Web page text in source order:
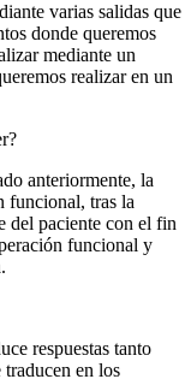
varias salidas que
donde queremos
mediante un
realizar en un
anteriormente, la
funcional, tras la
del paciente con el fin
funcional y
respuestas tanto
en los